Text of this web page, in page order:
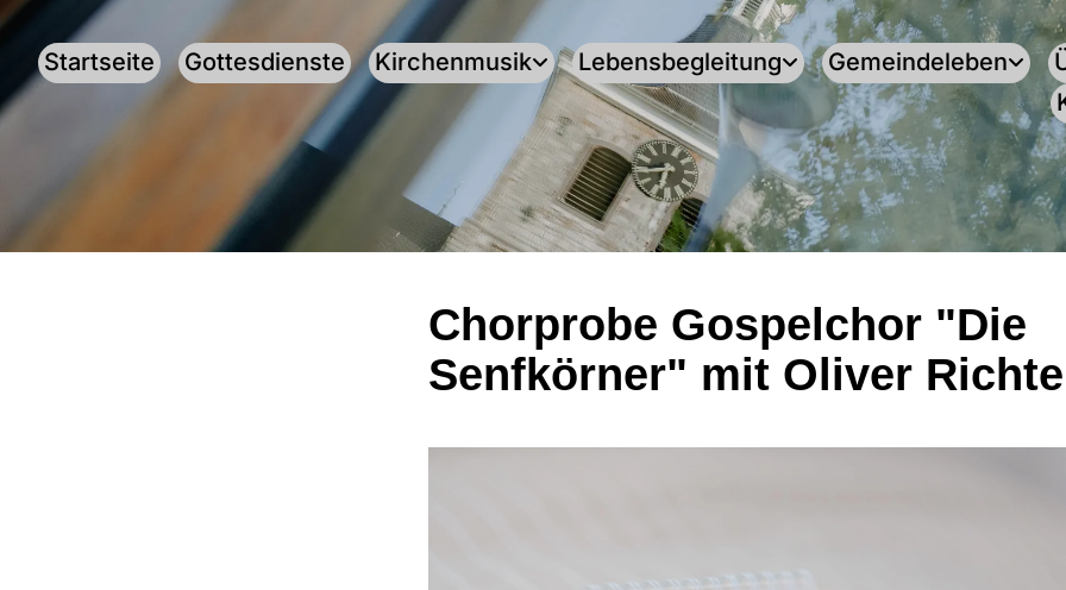
Startseite Gottesdienste Kirchenmusik Lebensbegleitung Gemeindeleben
Chorprobe Gospelchor "Die
Senfkörner" mit Oliver